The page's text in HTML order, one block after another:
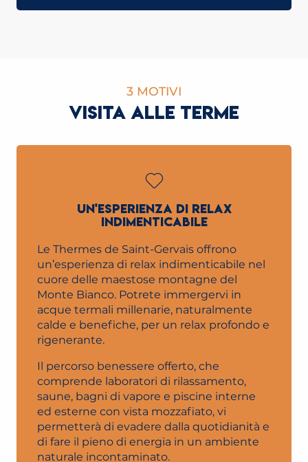
3 MOTIVI
VISITA ALLE TERME
UN'ESPERIENZA DI RELAX
INDIMENTICABILE
Le Thermes de Saint-Gervais offrono
un’esperienza di relax indimenticabile nel
cuore delle maestose montagne del
Monte Bianco. Potrete immergervi in
acque termali millenarie, naturalmente
calde e benefiche, per un relax profondo e
rigenerante.
Il percorso benessere offerto, che
comprende laboratori di rilassamento,
saune, bagni di vapore e piscine interne
ed esterne con vista mozzafiato, vi
permetterà di evadere dalla quotidianità e
di fare il pieno di energia in un ambiente
naturale incontaminato.